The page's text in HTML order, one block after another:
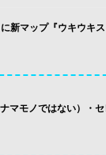
新マップ『ウキウキ
マモノではない）・